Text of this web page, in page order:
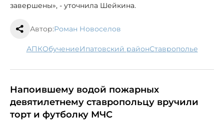
завершены», - уточнила Шейкина.
Автор:Роман Новоселов
АПК обучение Ипатовский район Ставрополье
Напоившему водой пожарных
девятилетнему ставропольцу вручили
торт и футболку МЧС